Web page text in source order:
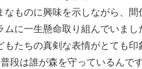
ものに興味を示しながら、
に一生懸命取り組んでいま
たちの真剣な表情がとても印
段は誰が森を守っているん